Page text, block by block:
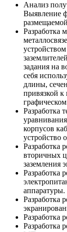
Анализ
Выявление
Разработка
задания на
себя
длины,
привязкой к
Разработка
корпусов
устройство
Разработка
вторичных
заземления
Разработка
аппаратуры.
Разработка
Разработка
Разработка